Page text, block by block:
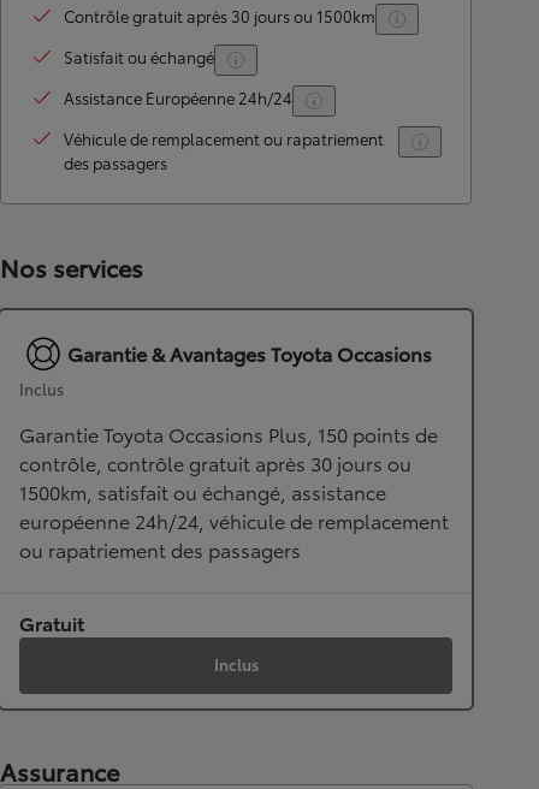
Contrôle gratuit après 30 jours ou 1500km
Satisfait ou échangé
Assistance Européenne 24h/24
Véhicule de remplacement ou rapatriement
des passagers
Nos services
Garantie & Avantages Toyota Occasions
Inclus
Garantie Toyota Occasions Plus, 150 points de
contrôle, contrôle gratuit après 30 jours ou
1500km, satisfait ou échangé, assistance
européenne 24h/24, véhicule de remplacement
ou rapatriement des passagers
Gratuit
Inclus
Assurance